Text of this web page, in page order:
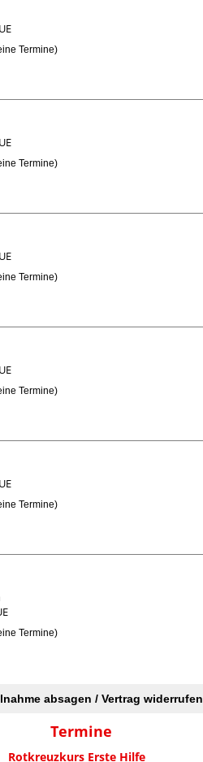
Termine)
Termine)
Termine)
Termine)
Termine)
Termine)
absagen / Vertrag widerrufen
Termine
Rotkreuzkurs Erste Hilfe